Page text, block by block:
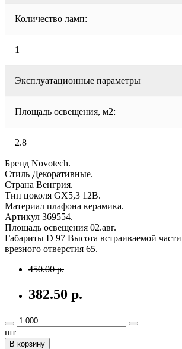
Количество ламп:
1
Эксплуатационные параметры
Площадь освещения, м2:
2.8
Бренд Novotech.
Стиль Декоративные.
Страна Венгрия.
Тип цоколя GX5,3 12В.
Материал плафона керамика.
Артикул 369554.
Площадь освещения 02.авг.
Габариты D 97 Высота встраиваемой
врезного отверстия 65.
450.00 р.
382.50 р.
шт
В корзину